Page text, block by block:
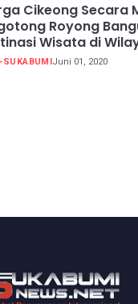
Cikeong Secara
Royong
Wisata di
Juni 01, 2020